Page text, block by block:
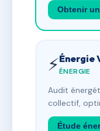
Obtenir
⚡Énergie
ÉNERGIE
Audit
collectif,
Étude